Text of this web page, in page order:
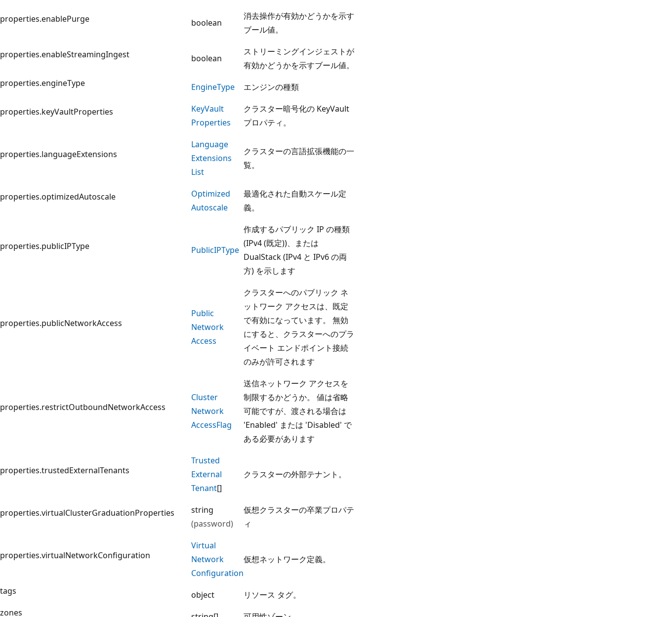
properties.enablePurge boolean
消去操作が有効かどうかを示す
ブール値。
properties.enableStreamingIngest boolean
ストリーミングインジェストが
有効かどうかを示すブール値。
properties.engineType
EngineType エンジンの種類
properties.keyVaultProperties KeyVault
Properties
クラスター暗号化の KeyVault
プロパティ。
properties.languageExtensions
Language
Extensions
List
クラスターの言語拡張機能の一
覧。
properties.optimizedAutoscale
Optimized
Autoscale
最適化された自動スケール定
義。
properties.publicIPType PublicIPType
作成するパブリック IP の種類
(IPv4 (既定))、または
DualStack (IPv4 と IPv6 の両
方) を示します
properties.publicNetworkAccess
Public
Network
Access
クラスターへのパブリック ネ
ットワーク アクセスは、既定
で有効になっています。 無効
にすると、クラスターへのプラ
イベート エンドポイント接続
のみが許可されます
properties.restrictOutboundNetworkAccess
Cluster
Network
AccessFlag
送信ネットワーク アクセスを
制限するかどうか。 値は省略
可能ですが、渡される場合は
'Enabled' または 'Disabled' で
ある必要があります
properties.trustedExternalTenants
Trusted
External
Tenant[]
クラスターの外部テナント。
properties.virtualClusterGraduationProperties
string
(password)
仮想クラスターの卒業プロパテ
ィ
properties.virtualNetworkConfiguration
Virtual
Network
Configuration
仮想ネットワーク定義。
tags object
リソース タグ。
zones